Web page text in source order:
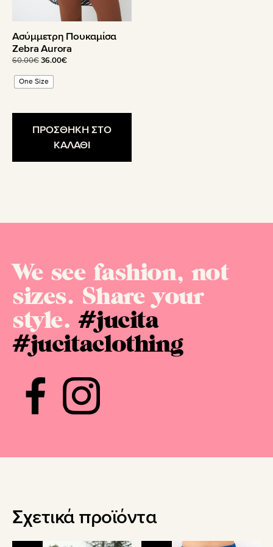
Ασύμμετρη Πουκαμίσα
Zebra Aurora
60.00€Original
was:
36.00€Η
One Size
ΠΡΟΣΘΗΚΗ ΣΤΟ
ΚΑΛΑΘΙ
προϊόντος
We see fashion, not
sizes. Share your
style.#jucita
#jucitaclothing
Σχετικά προϊόντα